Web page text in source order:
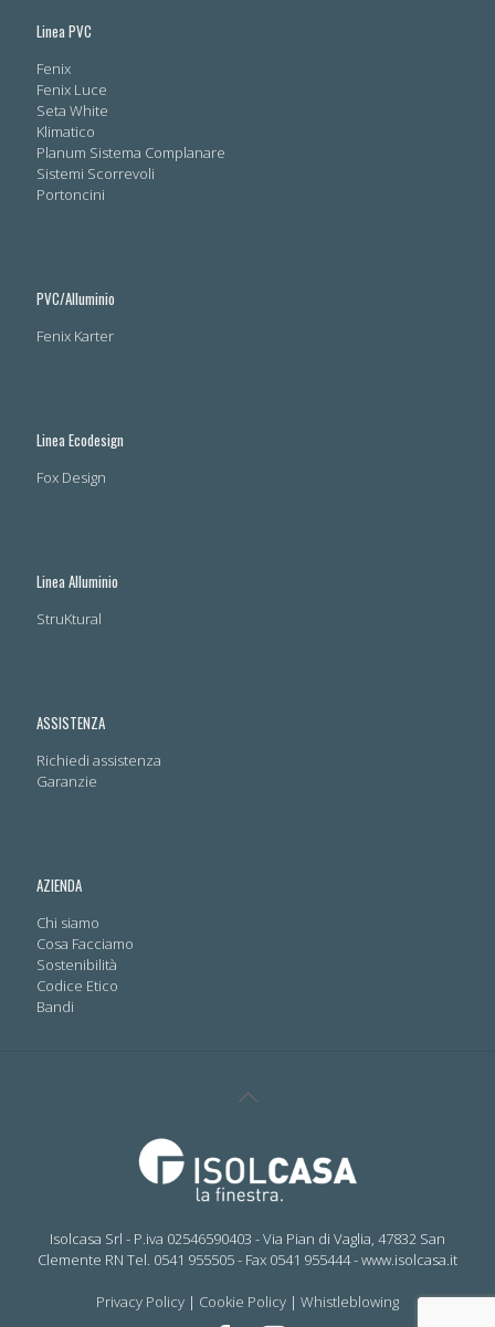
Linea PVC
Fenix
Fenix Luce
Seta White
Klimatico
Planum Sistema Complanare
Sistemi Scorrevoli
Portoncini
PVC/Alluminio
Fenix Karter
Linea Ecodesign
Fox Design
Linea Alluminio
StruKtural
ASSISTENZA
Richiedi assistenza
Garanzie
AZIENDA
Chi siamo
Cosa Facciamo
Sostenibilità
Codice Etico
Bandi
Isolcasa Srl - P.iva 02546590403 - Via Pian di Vaglia, 47832 San
Clemente RN Tel. 0541 955505 - Fax 0541 955444 - www.isolcasa.it
Privacy Policy | Cookie Policy | Whistleblowing